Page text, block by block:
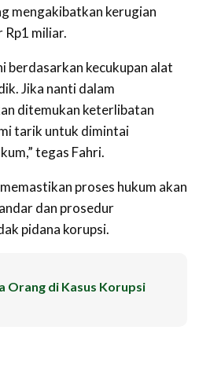
mengakibatkan kerugian
Rp1 miliar.
berdasarkan kecukupan alat
Jika nanti dalam
ditemukan keterlibatan
tarik untuk dimintai
tegas Fahri.
proses hukum akan
dan prosedur
pidana korupsi.
Orang di Kasus Korupsi